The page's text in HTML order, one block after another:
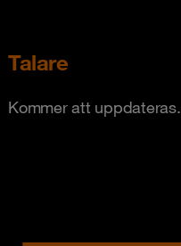
Talare
Kommer att uppdateras.